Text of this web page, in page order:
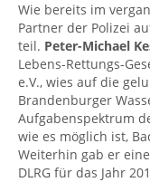
Wie bereits im
Partner der Polizei
teil. Peter-Michael
Lebens-Rettungs-
e.V., wies auf die
Brandenburger
Aufgabenspektrum
wie es möglich ist,
Weiterhin gab er
DLRG für das Jahr